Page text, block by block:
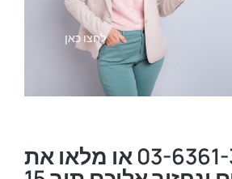
לחצו כאן
או מלאו את